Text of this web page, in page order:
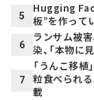
5
Hugging
板”を作っ
6
ランサム被
染、「本物に
7
「うんこ移
粒食べられ
載